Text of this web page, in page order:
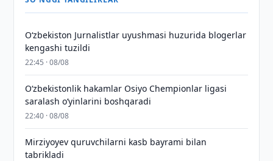
O‘zbekiston Jurnalistlar uyushmasi huzurida blogerlar
kengashi tuzildi
22:45 · 08/08
O‘zbekistonlik hakamlar Osiyo Chempionlar ligasi
saralash o‘yinlarini boshqaradi
22:40 · 08/08
Mirziyoyev quruvchilarni kasb bayrami bilan
tabrikladi